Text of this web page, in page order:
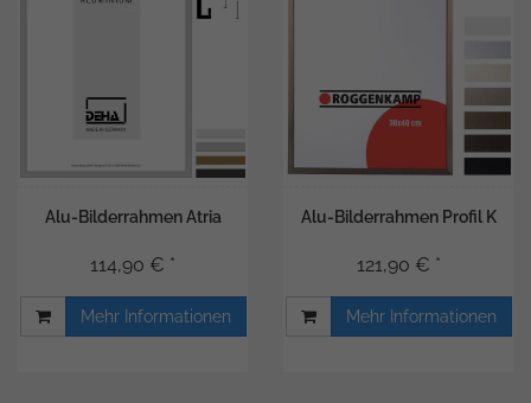
Alu-Bilderrahmen Atria
114,90 € *
Mehr Informationen
Alu-Bilderrahmen Profil K
121,90 € *
Mehr Informationen